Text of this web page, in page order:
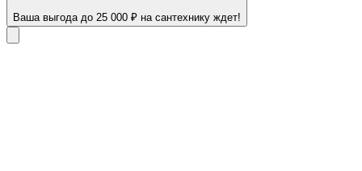
Ваша выгода до 25 000 ₽ на сантехнику ждет!